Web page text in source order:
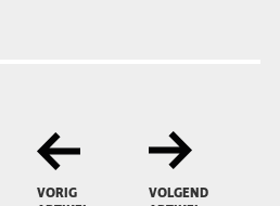
VORIG
VOLGEND